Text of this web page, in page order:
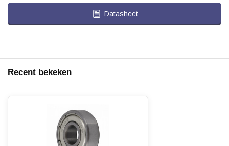
Datasheet
Recent bekeken